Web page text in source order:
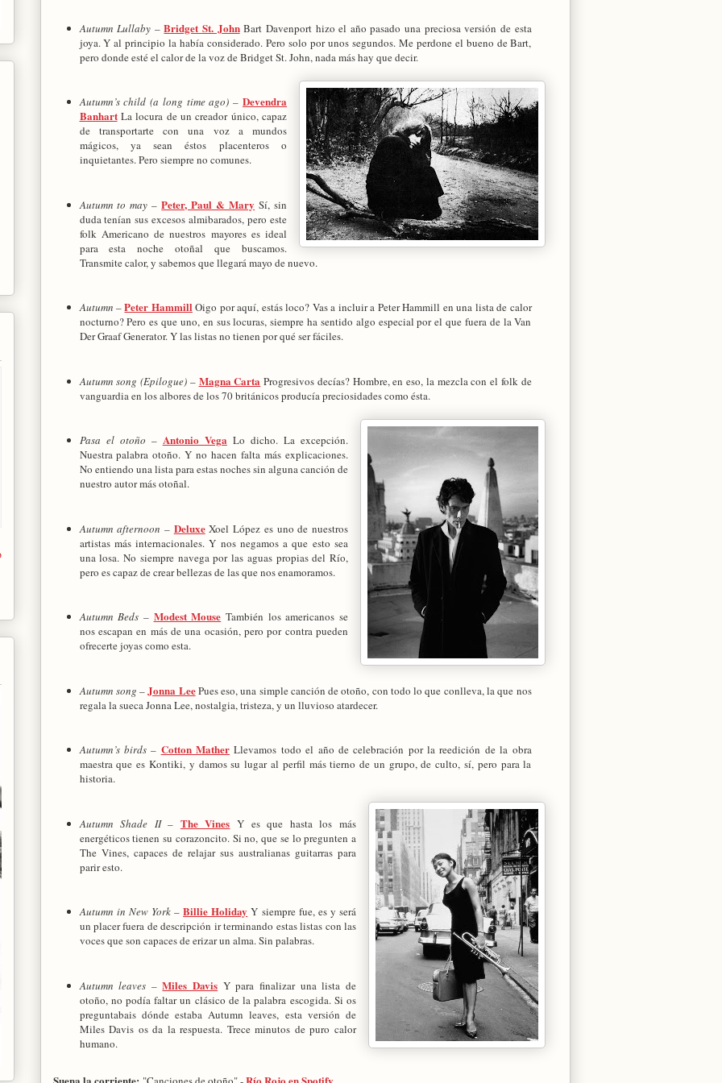
Autumn Lullaby –Bridget St. JohnBart Davenport hizo el año pasado una preciosa versión de esta
joya. Y al principio la había considerado. Pero solo por unos segundos. Me perdone el bueno de Bart,
pero donde esté el calor de la voz de Bridget St. John, nada más hay que decir.
Autumn’s child (a long time ago) –Devendra
BanhartLa locura de un creador único, capaz
de transportarte con una voz a mundos
mágicos, ya sean éstos placenteros o
inquietantes. Pero siempre no comunes.
Autumn to may –Peter, Paul & Mary Sí, sin
duda tenían sus excesos almibarados, pero este
folk Americano de nuestros mayores es ideal
para esta noche otoñal que buscamos.
Transmite calor, y sabemos que llegará mayo de nuevo.
Autumn –Peter HammillOigo por aquí, estás loco? Vas a incluir a Peter Hammill en una lista de calor
nocturno? Pero es que uno, en sus locuras, siempre ha sentido algo especial por el que fuera de la Van
Der Graaf Generator. Y las listas no tienen por qué ser fáciles.
Autumn song (Epilogue) – Magna Carta Progresivos decías? Hombre, en eso, la mezcla con el folk de
vanguardia en los albores de los 70 británicos producía preciosidades como ésta.
Pasa el otoño – Antonio Vega Lo dicho. La excepción.
Nuestra palabra otoño. Y no hacen falta más explicaciones.
No entiendo una lista para estas noches sin alguna canción de
nuestro autor más otoñal.
Autumn afternoon – DeluxeXoel López es uno de nuestros
artistas más internacionales. Y nos negamos a que esto sea
una losa. No siempre navega por las aguas propias del Río,
pero es capaz de crear bellezas de las que nos enamoramos.
Autumn Beds – Modest Mouse También los americanos se
nos escapan en más de una ocasión, pero por contra pueden
ofrecerte joyas como esta.
Autumn song –Jonna LeePues eso, una simple canción de otoño, con todo lo que conlleva, la que nos
regala la sueca Jonna Lee, nostalgia, tristeza, y un lluvioso atardecer.
Autumn’s birds– Cotton Mather Llevamos todo el año de celebración por la reedición de la obra
maestra que es Kontiki, y damos su lugar al perfil más tierno de un grupo, de culto, sí, pero para la
historia.
Autumn Shade II– The Vines Y es que hasta los más
energéticos tienen su corazoncito. Si no, que se lo pregunten a
The Vines, capaces de relajar sus australianas guitarras para
parir esto.
Autumn in New York–Billie Holiday Y siempre fue, es y será
un placer fuera de descripción ir terminando estas listas con las
voces que son capaces de erizar un alma. Sin palabras.
Autumn leaves –Miles Davis Y para finalizar una lista de
otoño, no podía faltar un clásico de la palabra escogida. Si os
preguntabais dónde estaba Autumn leaves, esta versión de
Miles Davis os da la respuesta. Trece minutos de puro calor
humano.
Suena la corriente: Río Rojo en Spotify